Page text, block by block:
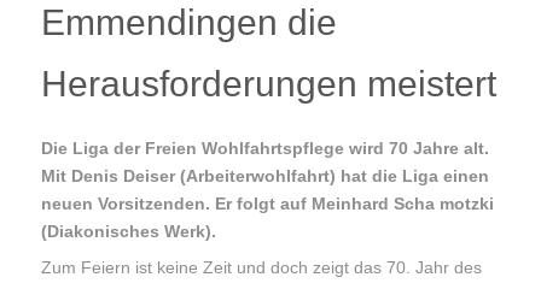
Emmendingen die
Herausforderungen meistert
Die Liga der Freien Wohlfahrtspflege wird 70 Jahre alt.
Mit Denis Deiser (Arbeiterwohlfahrt) hat die Liga einen
neuen Vorsitzenden. Er folgt auf Meinhard Scha motzki
(Diakonisches Werk).
Zum Feiern ist keine Zeit und doch zeigt das 70. Jahr des